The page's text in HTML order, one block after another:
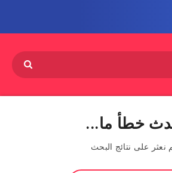
خطأ ما...
نعثر على نتائج البحث